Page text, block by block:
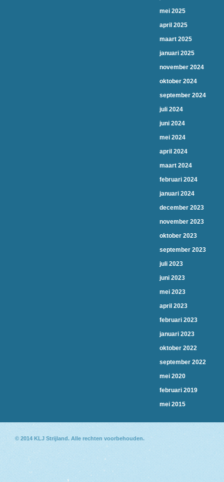
mei 2025
april 2025
maart 2025
januari 2025
november 2024
oktober 2024
september 2024
juli 2024
juni 2024
mei 2024
april 2024
maart 2024
februari 2024
januari 2024
december 2023
november 2023
oktober 2023
september 2023
juli 2023
juni 2023
mei 2023
april 2023
februari 2023
januari 2023
oktober 2022
september 2022
mei 2020
februari 2019
mei 2015
© 2014 KLJ Strijland. Alle rechten voorbehouden.